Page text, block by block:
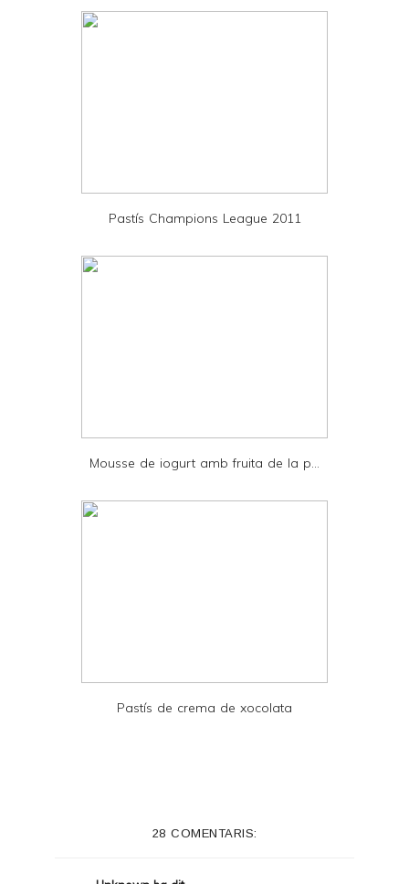
n
d
Pastís Champions League 2011
Mousse de iogurt amb fruita de la p...
Pastís de crema de xocolata
28 COMENTARIS: